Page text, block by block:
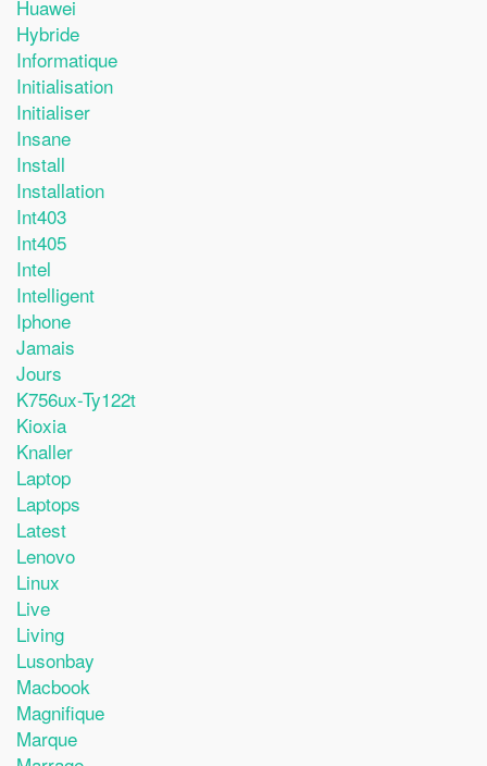
Huawei
Hybride
Informatique
Initialisation
Initialiser
Insane
Install
Installation
Int403
Int405
Intel
Intelligent
Iphone
Jamais
Jours
K756ux-Ty122t
Kioxia
Knaller
Laptop
Laptops
Latest
Lenovo
Linux
Live
Living
Lusonbay
Macbook
Magnifique
Marque